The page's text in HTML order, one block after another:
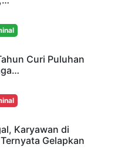
Curi Puluhan
Karyawan di
Gelapkan